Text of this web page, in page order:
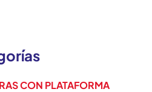
CON PLATAFORMA